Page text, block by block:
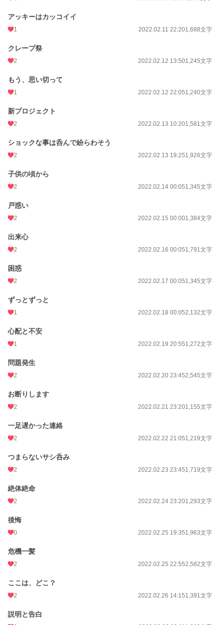
アッキーはカッコイイ
1 2022.02.11 22:201,688文字
クレープ祭
2 2022.02.12 13:501,245文字
もう、思い切って
1 2022.02.12 22:051,240文字
新プロジェクト
2 2022.02.13 10:201,581文字
ショックな事は呑んで紛らわそう
2 2022.02.13 19:251,926文字
子供の頃から
2 2022.02.14 00:051,345文字
戸惑い
2 2022.02.15 00:001,384文字
出来心
2 2022.02.16 00:051,791文字
困惑
2 2022.02.17 00:051,345文字
ずっとずっと
1 2022.02.18 00:052,132文字
心配と不安
1 2022.02.19 20:551,272文字
問題発生
2 2022.02.20 23:452,545文字
お断りします
2 2022.02.21 23:201,155文字
一足遅かった連絡
2 2022.02.22 21:051,219文字
つまらないサシ呑み
2 2022.02.23 23:451,719文字
絶体絶命
2 2022.02.24 23:201,293文字
後悔
0 2022.02.25 19:351,963文字
危機一髪
2 2022.02.25 22:552,582文字
ここは、どこ？
2 2022.02.26 14:151,391文字
説明と告白